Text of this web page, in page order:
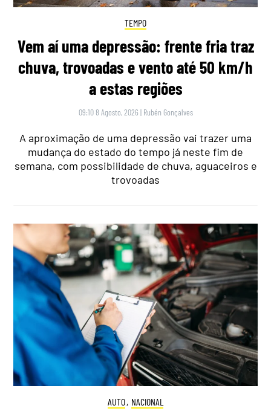
TEMPO
Vem aí uma depressão: frente fria traz
chuva, trovoadas e vento até 50 km/h
a estas regiões
09:10 8 Agosto, 2026 | Rubén Gonçalves
A aproximação de uma depressão vai trazer uma
mudança do estado do tempo já neste fim de
semana, com possibilidade de chuva, aguaceiros e
trovoadas
AUTO, NACIONAL